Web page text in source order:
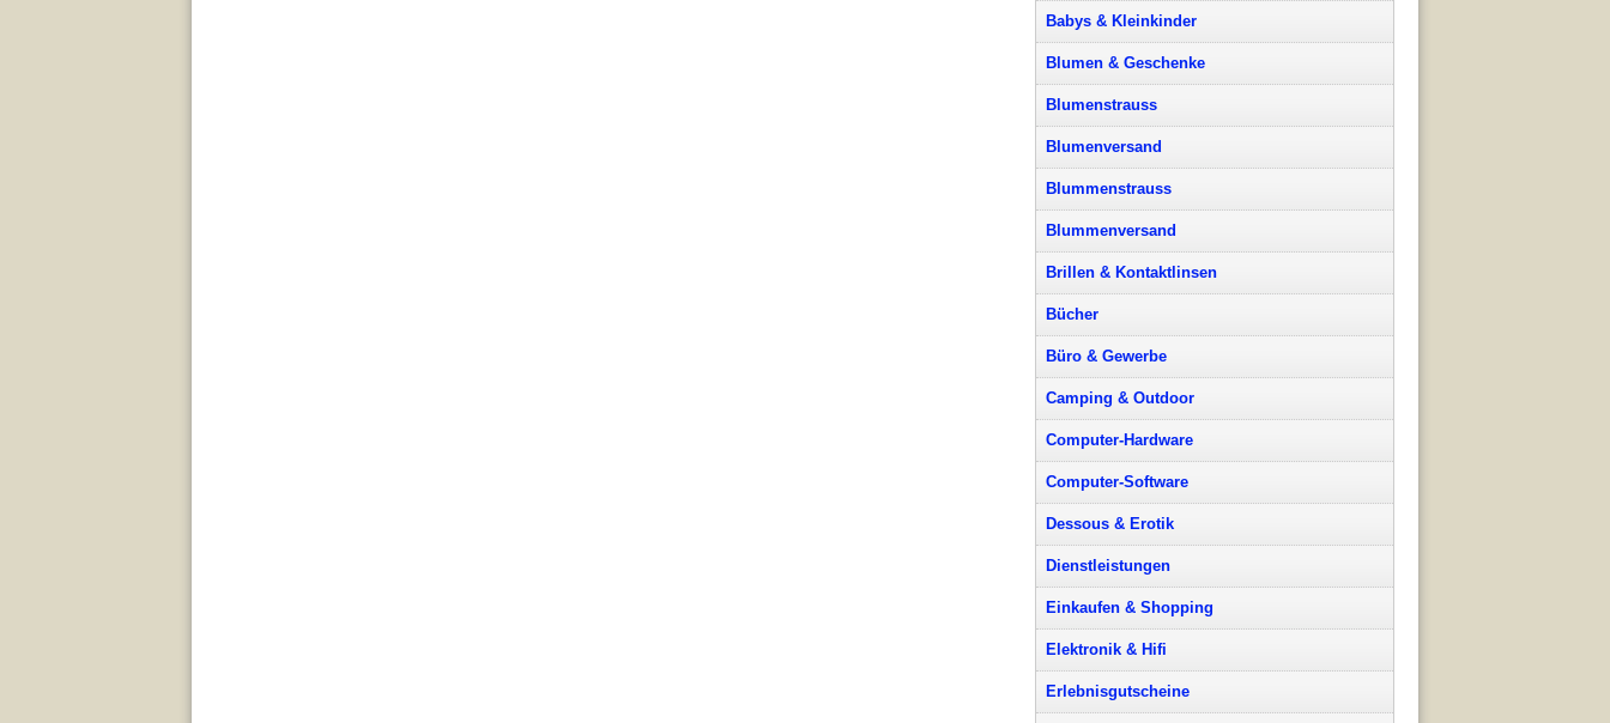
Babys & Kleinkinder
Blumen & Geschenke
Blumenstrauss
Blumenversand
Blummenstrauss
Blummenversand
Brillen & Kontaktlinsen
Bücher
Büro & Gewerbe
Camping & Outdoor
Computer-Hardware
Computer-Software
Dessous & Erotik
Dienstleistungen
Einkaufen & Shopping
Elektronik & Hifi
Erlebnisgutscheine